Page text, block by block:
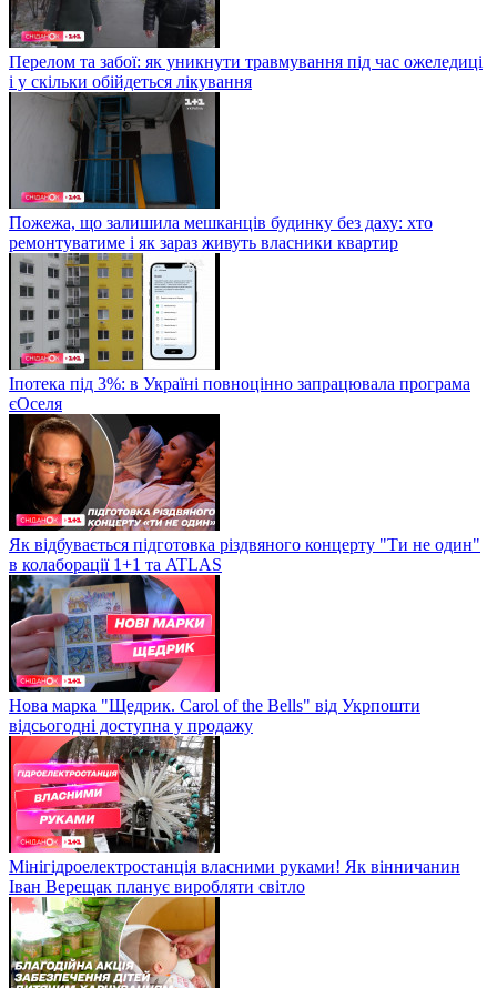
Перелом та забої: як уникнути травмування під час ожеледиці
і у скільки обійдеться лікування
Пожежа, що залишила мешканців будинку без даху: хто
ремонтуватиме і як зараз живуть власники квартир
Іпотека під 3%: в Україні повноцінно запрацювала програма
єОселя
Як відбувається підготовка різдвяного концерту "Ти не один"
в колаборації 1+1 та ATLAS
Нова марка "Щедрик. Carol of the Bells" від Укрпошти
відсьогодні доступна у продажу
Мінігідроелектростанція власними руками! Як вінничанин
Іван Верещак планує виробляти світло